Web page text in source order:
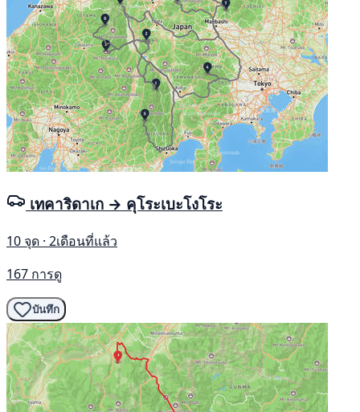
เทคาริดาเก → คุโระเบะโงโระ
10 จุด · 2เดือนที่แล้ว
167 การดู
บันทึก